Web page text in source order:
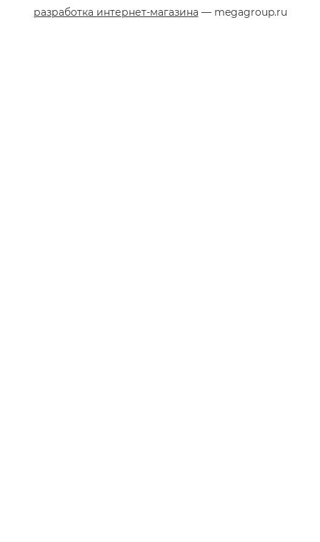
разработка интернет-магазина — megagroup.ru